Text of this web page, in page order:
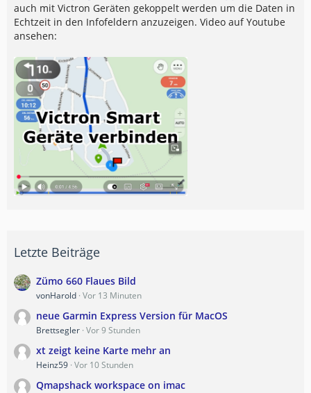
auch mit Victron Geräten gekoppelt werden um die Daten in
Echtzeit in den Infofeldern anzuzeigen. Video auf Youtube
ansehen:
Letzte Beiträge
Zümo 660 Flaues Bild
vonHarold Vor 13 Minuten
neue Garmin Express Version für MacOS
Brettsegler Vor 9 Stunden
xt zeigt keine Karte mehr an
Heinz59 Vor 10 Stunden
Qmapshack workspace on imac